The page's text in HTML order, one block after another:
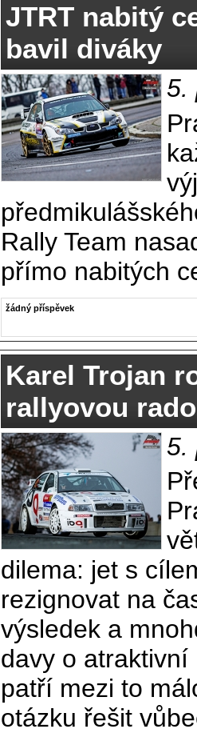
JTRT nabitý
bavil diváky
5.
Rally Team
přímo nabitých
žádný příspěvek
Karel Trojan
rallyovou
5.
dilema: jet s
rezignovat na
výsledek a
davy o atraktivní
patří mezi to
otázku řešit